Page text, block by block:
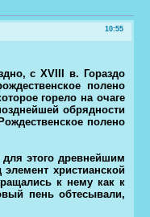
10:55
с XVIII в. Гораздо
полено
горело на очаге
обрядности
полено
этого древнейшим
христианской
к нему как к
пень обтесывали,